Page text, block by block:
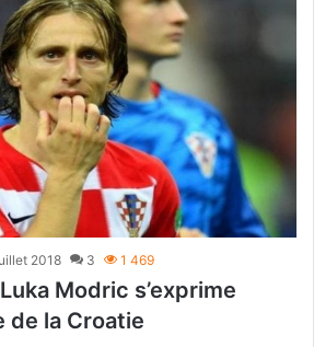
2018 3 1 469
Modric s’exprime
de la Croatie